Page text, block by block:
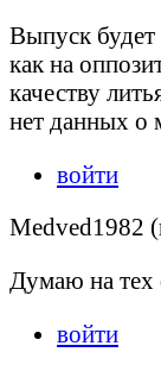
Выпуск будет
как на
качеству
нет данных о
войти
Medved1982
Думаю на тех
войти